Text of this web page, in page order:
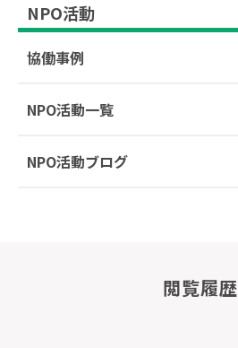
NPO活動
協働事例
NPO活動一覧
NPO活動ブログ
閲覧履歴